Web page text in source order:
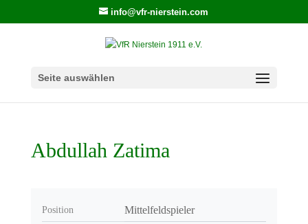
info@vfr-nierstein.com
Seite auswählen
Abdullah Zatima
Position Mittelfeldspieler